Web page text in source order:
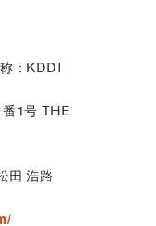
：KDDI
1号 THE
田 浩路